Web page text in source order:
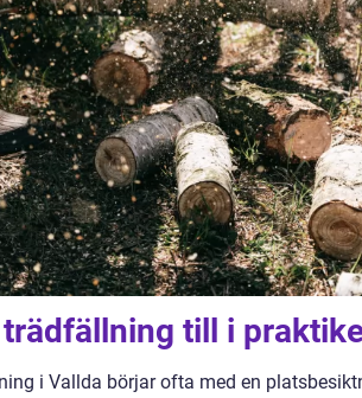
trädfällning till i
i Vallda börjar ofta med en